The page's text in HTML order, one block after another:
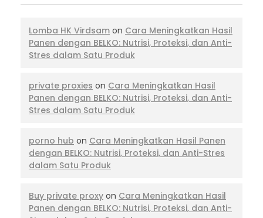
Lomba HK Virdsam on Cara Meningkatkan Hasil
Panen dengan BELKO: Nutrisi, Proteksi, dan Anti-
Stres dalam Satu Produk
private proxies on Cara Meningkatkan Hasil
Panen dengan BELKO: Nutrisi, Proteksi, dan Anti-
Stres dalam Satu Produk
porno hub on Cara Meningkatkan Hasil Panen
dengan BELKO: Nutrisi, Proteksi, dan Anti-Stres
dalam Satu Produk
Buy private proxy on Cara Meningkatkan Hasil
Panen dengan BELKO: Nutrisi, Proteksi, dan Anti-